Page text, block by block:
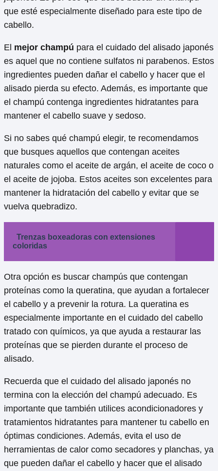
que esté especialmente diseñado para este tipo de
cabello.
El mejor champú para el cuidado del alisado japonés
es aquel que no contiene sulfatos ni parabenos. Estos
ingredientes pueden dañar el cabello y hacer que el
alisado pierda su efecto. Además, es importante que
el champú contenga ingredientes hidratantes para
mantener el cabello suave y sedoso.
Si no sabes qué champú elegir, te recomendamos
que busques aquellos que contengan aceites
naturales como el aceite de argán, el aceite de coco o
el aceite de jojoba. Estos aceites son excelentes para
mantener la hidratación del cabello y evitar que se
vuelva quebradizo.
Trenzas boxeadoras con extensiones
coloridas
Otra opción es buscar champús que contengan
proteínas como la queratina, que ayudan a fortalecer
el cabello y a prevenir la rotura. La queratina es
especialmente importante en el cuidado del cabello
tratado con químicos, ya que ayuda a restaurar las
proteínas que se pierden durante el proceso de
alisado.
Recuerda que el cuidado del alisado japonés no
termina con la elección del champú adecuado. Es
importante que también utilices acondicionadores y
tratamientos hidratantes para mantener tu cabello en
óptimas condiciones. Además, evita el uso de
herramientas de calor como secadores y planchas, ya
que pueden dañar el cabello y hacer que el alisado